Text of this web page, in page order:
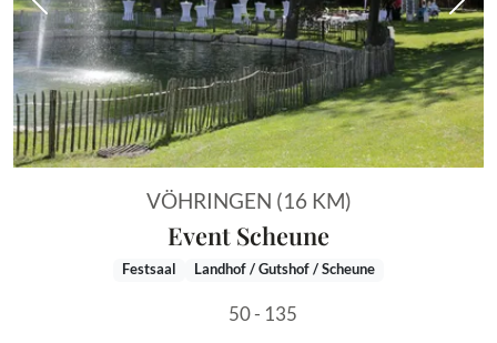
Vorheriges Bild
VÖHRINGEN (16 KM)
Event Scheune
Festsaal Landhof / Gutshof / Scheune
50 - 135